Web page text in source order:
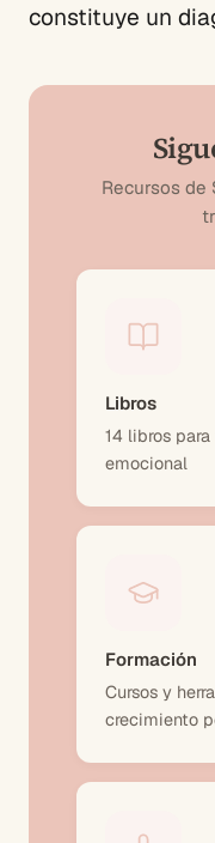
constituye un
Recursos de
Libros
14 libros
emocional
Formación
Cursos y
crecimiento